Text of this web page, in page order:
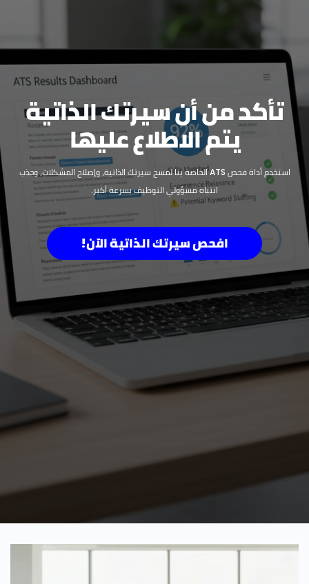
تأكد من أن سيرتك الذاتية
يتم الاطلاع عليها
استخدم أداة فحص ATS الخاصة بنا لمسح سيرتك الذاتية، وإصلاح المشكلات، وجذب
انتباه مسؤولي التوظيف بسرعة أكبر.
افحص سيرتك الذاتية الآن!